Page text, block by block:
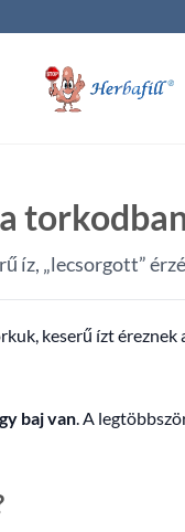
íz, „lecsorgott”
keserű ízt
baj van . A